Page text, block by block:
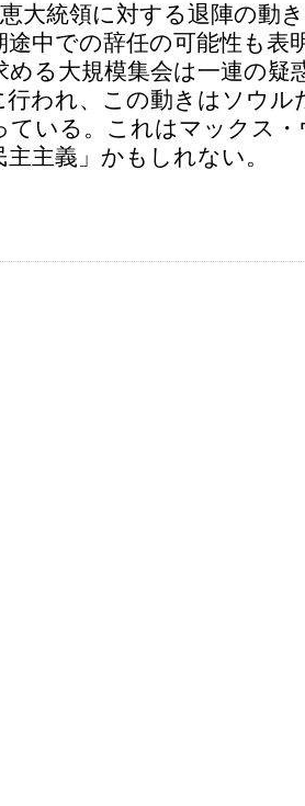
大統領に対する退陣の動
途中での辞任の可能性も表
める大規模集会は一連の疑
行われ、この動きはソウル
ている。これはマックス
主義」かもしれない。